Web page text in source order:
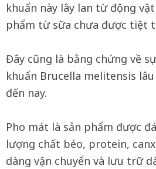
khuẩn này lây lan từ động
phẩm từ sữa chưa được tiệt
Đây cũng là bằng chứng về
khuẩn Brucella melitensis
đến nay.
Pho mát là sản phẩm được
lượng chất béo, protein,
dàng vận chuyển và lưu trữ